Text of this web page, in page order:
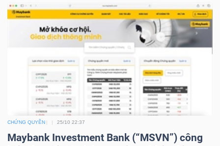
CHỨNG QUYỀN 25/10 22:37
Maybank Investment Bank (“MSVN”) công
CỤ
ĐẦU
TRUY
XUẤT
LIỆU